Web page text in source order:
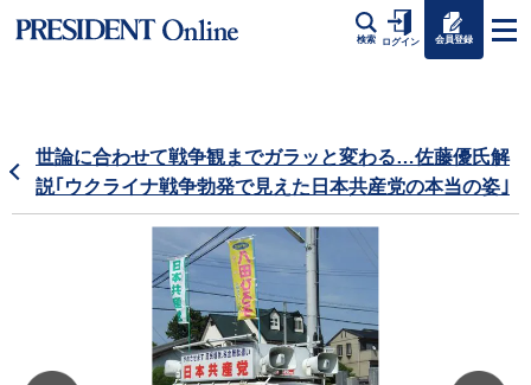
検索 ログイン 会員登録
世論に合わせて戦争観までガラッと変わる…佐藤優氏解
説｢ウクライナ戦争勃発で見えた日本共産党の本当の姿｣